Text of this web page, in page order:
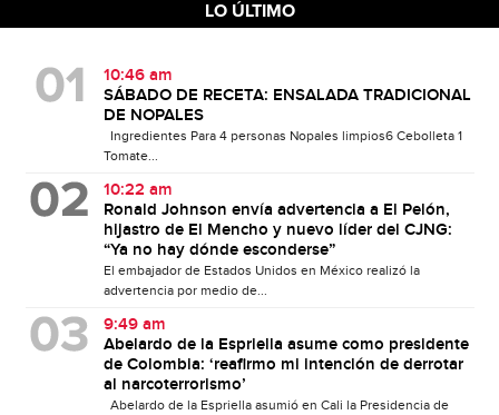
LO ÚLTIMO
10:46 am
SÁBADO DE RECETA: ENSALADA TRADICIONAL
DE NOPALES
Ingredientes Para 4 personas Nopales limpios6 Cebolleta 1
Tomate...
10:22 am
Ronald Johnson envía advertencia a El Pelón,
hijastro de El Mencho y nuevo líder del CJNG:
“Ya no hay dónde esconderse”
El embajador de Estados Unidos en México realizó la
advertencia por medio de...
9:49 am
Abelardo de la Espriella asume como presidente
de Colombia: ‘reafirmo mi intención de derrotar
al narcoterrorismo’
Abelardo de la Espriella asumió en Cali la Presidencia de